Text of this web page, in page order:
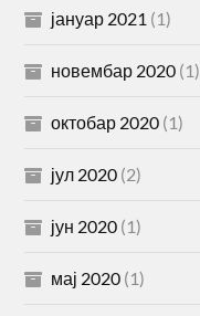
јануар 2021 (1)
новембар 2020 (1)
октобар 2020 (1)
јул 2020 (2)
јун 2020 (1)
мај 2020 (1)